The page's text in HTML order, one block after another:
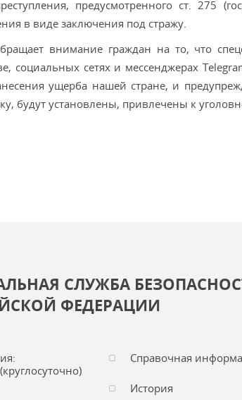
предусмотренного ст. 275
в виде заключения под стражу.
внимание граждан на то, что
социальных сетях и мессенджерах
ущерба нашей стране, и
будут установлены, привлечены к
СЛУЖБА
ФЕДЕРАЦИИ
Справочная
История